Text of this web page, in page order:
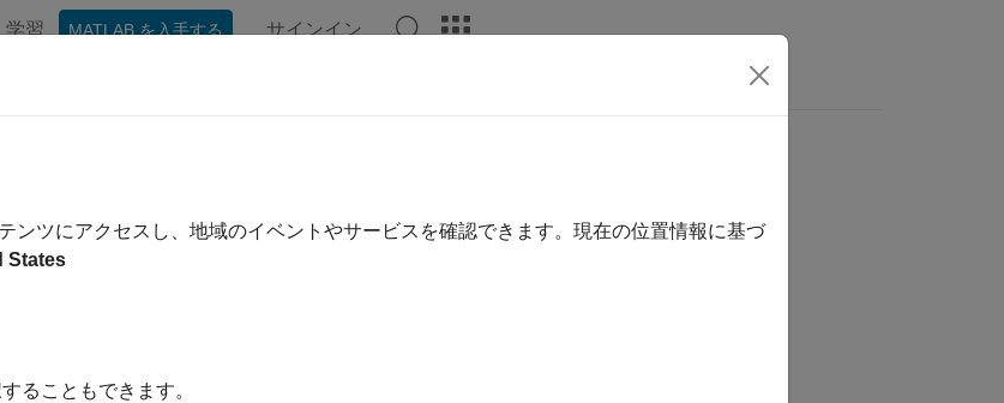
学習 MATLAB を入手する サインイン
MATLAB Answers
Rule 17.12
should only be used with either a preceding& , or with a parenthesized parameter list
ンツにアクセスし、地域のイベントやサービスを確認できます。現在の位置情報に基づ
States
ることもできます。